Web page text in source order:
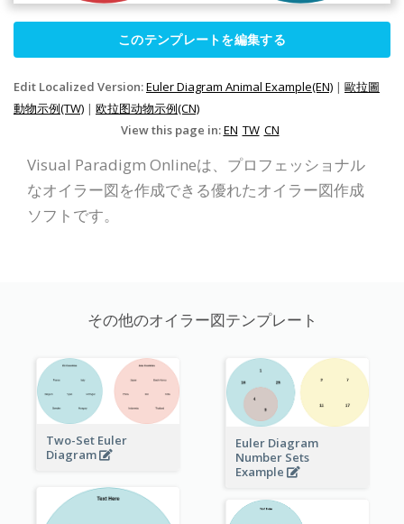
このテンプレートを編集する
Edit Localized Version:Euler Diagram Animal Example(EN) | 歐拉圖
動物示例(TW) | 欧拉图动物示例(CN)
View this page in:EN TW CN
Visual Paradigm Onlineは、プロフェッショナル
なオイラー図を作成できる優れたオイラー図作成
ソフトです。
その他のオイラー図テンプレート
Two-Set Euler
Diagram
Euler Diagram
Number Sets
Example